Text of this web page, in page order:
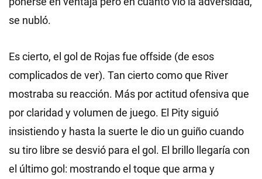
se nubló.
Es cierto, el gol de Rojas fue offside (de esos
complicados de ver). Tan cierto como que River
mostraba su reacción. Más por actitud ofensiva que
por claridad y volumen de juego. El Pity siguió
insistiendo y hasta la suerte le dio un guiño cuando
su tiro libre se desvió para el gol. El brillo llegaría con
el último gol: mostrando el toque que arma y